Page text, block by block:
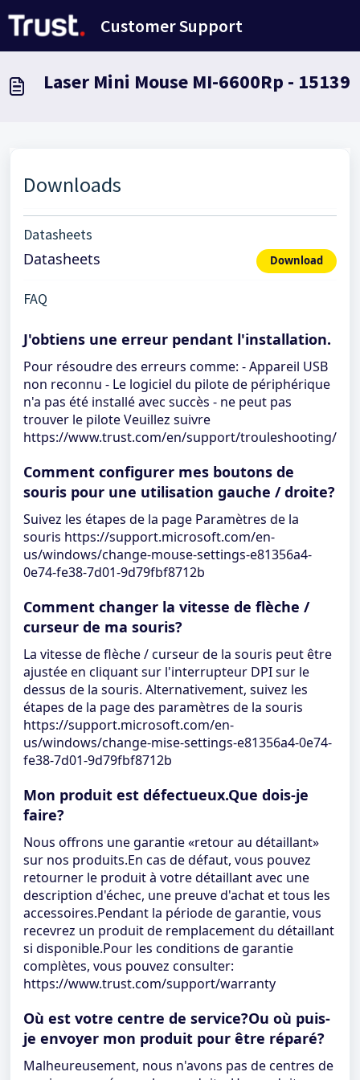
Customer Support
Laser Mini Mouse MI-6600Rp - 15139
Downloads
Datasheets
Datasheets Download
FAQ
J'obtiens une erreur pendant l'installation.
Pour résoudre des erreurs comme: - Appareil USB
non reconnu - Le logiciel du pilote de périphérique
n'a pas été installé avec succès - ne peut pas
trouver le pilote Veuillez suivre
https://www.trust.com/en/support/trouleshooting/
Comment configurer mes boutons de
souris pour une utilisation gauche / droite?
Suivez les étapes de la page Paramètres de la
souris https://support.microsoft.com/en-
us/windows/change-mouse-settings-e81356a4-
0e74-fe38-7d01-9d79fbf8712b
Comment changer la vitesse de flèche /
curseur de ma souris?
La vitesse de flèche / curseur de la souris peut être
ajustée en cliquant sur l'interrupteur DPI sur le
dessus de la souris. Alternativement, suivez les
étapes de la page des paramètres de la souris
https://support.microsoft.com/en-
us/windows/change-mise-settings-e81356a4-0e74-
fe38-7d01-9d79fbf8712b
Mon produit est défectueux.Que dois-je
faire?
Nous offrons une garantie «retour au détaillant»
sur nos produits.En cas de défaut, vous pouvez
retourner le produit à votre détaillant avec une
description d'échec, une preuve d'achat et tous les
accessoires.Pendant la période de garantie, vous
recevrez un produit de remplacement du détaillant
si disponible.Pour les conditions de garantie
complètes, vous pouvez consulter:
https://www.trust.com/support/warranty
Où est votre centre de service?Ou où puis-
je envoyer mon produit pour être réparé?
Malheureusement, nous n'avons pas de centres de